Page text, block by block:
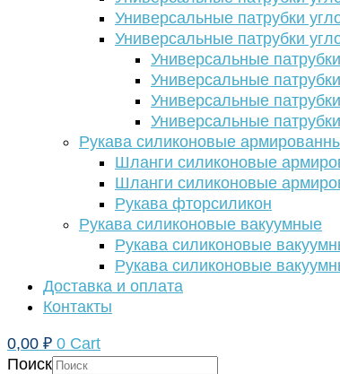
Универсальные патрубки
Универсальные патрубки
Универсальные
Универсальные
Универсальные
Универсальные
Рукава силиконовые
Шланги силиконовые
Шланги силиконовые
Рукава фторсиликон
Рукава силиконовые вакуумные
Рукава силиконовые
Рукава силиконовые
Доставка и оплата
Контакты
0,00 ₽ 0 Cart
Поиск